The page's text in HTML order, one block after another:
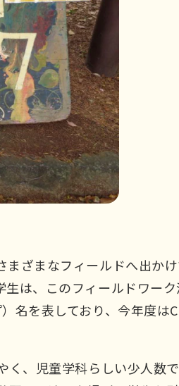
ざまなフィールドへ出か
は、このフィールドワー
名を表しており、今年度は
、児童学科らしい少人数